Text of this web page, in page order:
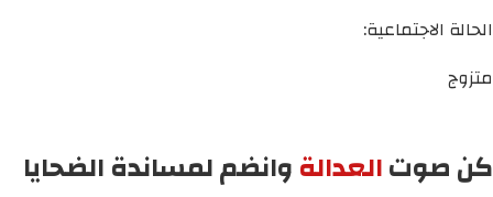
الحالة الاجتماعية:
متزوج
كن صوتالعدالةوانضم لمساندة الضحايا